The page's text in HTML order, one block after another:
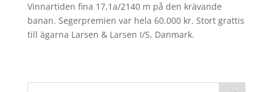
Vinnartiden fina 17,1a/2140 m på den krävande
banan. Segerpremien var hela 60.000 kr. Stort grattis
till ägarna Larsen & Larsen I/S, Danmark.